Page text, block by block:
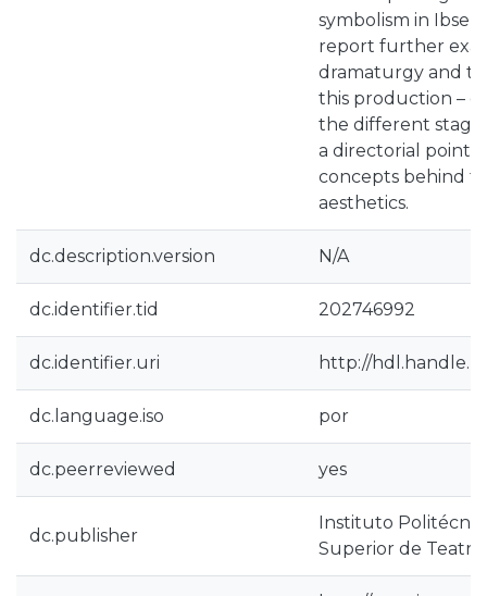
symbolism in
report further
dramaturgy and
this production –
the different
a directorial point
concepts behind
aesthetics.
dc.description.version N/A
dc.identifier.tid 202746992
dc.identifier.uri http://
dc.language.iso por
dc.peerreviewed yes
dc.publisher
Instituto
Superior de Teatro